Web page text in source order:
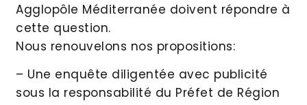
Agglopôle Méditerranée doivent répondre à
cette question.
Nous renouvelons nos propositions:
– Une enquête diligentée avec publicité
sous la responsabilité du Préfet de Région